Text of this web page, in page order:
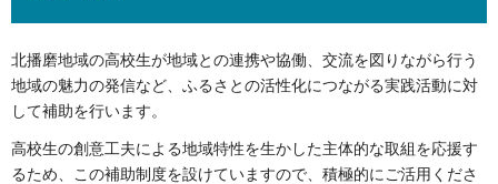
北播磨地域の高校生が地域との連携や協働、交流を図りながら行う
地域の魅力の発信など、ふるさとの活性化につながる実践活動に対
して補助を行います。
高校生の創意工夫による地域特性を生かした主体的な取組を応援す
るため、この補助制度を設けていますので、積極的にご活用くださ